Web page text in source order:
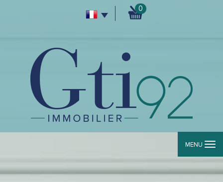
0
MENU